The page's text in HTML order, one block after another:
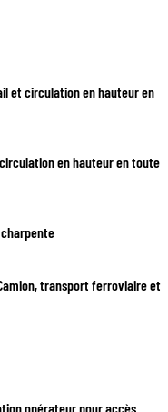
et circulation en hauteur en
en hauteur en toute
transport ferroviaire et
opérateur pour accès